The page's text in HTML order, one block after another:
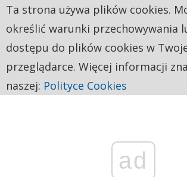
ad
Ta strona używa plików cookies.
określić warunki przechowywania
dostępu do plików cookies w
przeglądarce. Więcej informacji
naszej: Polityce Cookies